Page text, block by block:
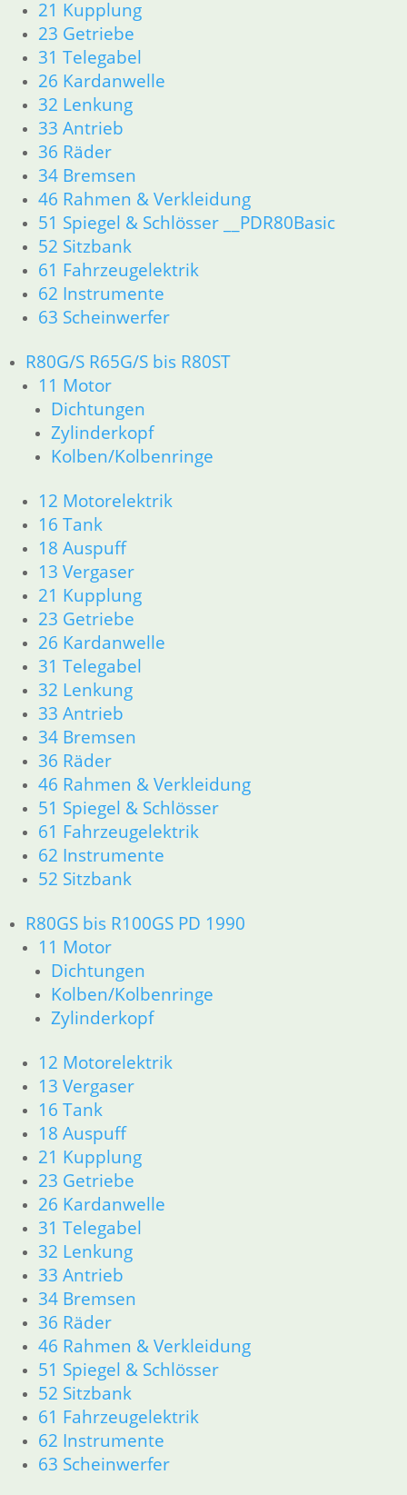
21 Kupplung
23 Getriebe
31 Telegabel
26 Kardanwelle
32 Lenkung
33 Antrieb
36 Räder
34 Bremsen
46 Rahmen & Verkleidung
51 Spiegel & Schlösser __PDR80Basic
52 Sitzbank
61 Fahrzeugelektrik
62 Instrumente
63 Scheinwerfer
R80G/S R65G/S bis R80ST
11 Motor
Dichtungen
Zylinderkopf
Kolben/Kolbenringe
12 Motorelektrik
16 Tank
18 Auspuff
13 Vergaser
21 Kupplung
23 Getriebe
26 Kardanwelle
31 Telegabel
32 Lenkung
33 Antrieb
34 Bremsen
36 Räder
46 Rahmen & Verkleidung
51 Spiegel & Schlösser
61 Fahrzeugelektrik
62 Instrumente
52 Sitzbank
R80GS bis R100GS PD 1990
11 Motor
Dichtungen
Kolben/Kolbenringe
Zylinderkopf
12 Motorelektrik
13 Vergaser
16 Tank
18 Auspuff
21 Kupplung
23 Getriebe
26 Kardanwelle
31 Telegabel
32 Lenkung
33 Antrieb
34 Bremsen
36 Räder
46 Rahmen & Verkleidung
51 Spiegel & Schlösser
52 Sitzbank
61 Fahrzeugelektrik
62 Instrumente
63 Scheinwerfer
Dichtungen
Zylinderkopf
Kolben/Kolbenringe
12 Motorelektrik
16 Tank
18 Auspuff
13 Vergaser
21 Kupplung
23 Getriebe
26 Kardanwelle
31 Telegabel
32 Lenkung
33 Antrieb
34 Bremsen
36 Räder
51 Spiegel & Schlösser
61 Fahrzeugelektrik
62 Instrumente
52 Sitzbank
R80GS bis R100GS PD 1990
11 Motor
Kolben/Kolbenringe
Zylinderkopf
12 Motorelektrik
13 Vergaser
16 Tank
18 Auspuff
21 Kupplung
23 Getriebe
26 Kardanwelle
31 Telegabel
32 Lenkung
33 Antrieb
34 Bremsen
36 Räder
46 Rahmen & Verkleidung
51 Spiegel & Schlösser
52 Sitzbank
61 Fahrzeugelektrik
62 Instrumente
R80R bis R100R und Mystic
11 Motor
Dichtungen
Kolben/Kolbenringe
Zylinderkopf
12 Motorelektrik
16 Tank __Mystic
18 Auspuff
21 Kupplung
23 Getriebe
26 Kardanwelle
31 Telegabel
32 Lenkung
33 Antrieb
34 Bremsen
36 Räder
46 Rahmen & Verkleidung
51 Spiegel & Schlösser
61 Fahrzeugelektrik
62 Instrumente
63 Scheinwerfer
52 Sitzbank
Ersatzteile
Aufkleber
K-Modelle Aufkleber
GS Modelle Aufkleber